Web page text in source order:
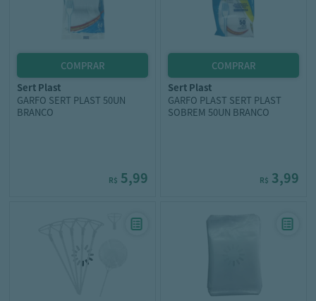
sert plast
GARFO SERT PLAST 50UN
BRANCO
R$ 5,99
sert plast
GARFO PLAST SERT PLAST
SOBREM 50UN BRANCO
R$ 3,99